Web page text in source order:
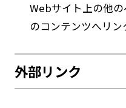
Webサイト上の他
のコンテンツへリン
外部リンク